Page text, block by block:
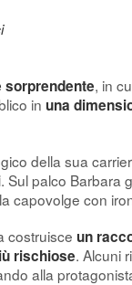
, in
in una
della sua
. Sul palco Barbara
capovolge con
costruisce un
rischiose. Alcuni
alla